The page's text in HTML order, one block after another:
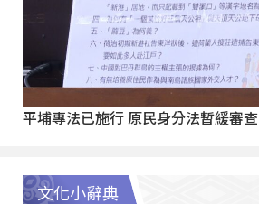
平埔專法已施行 原民身分法暫緩審查
文化小辭典